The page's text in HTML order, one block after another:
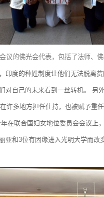
议的佛光会代表，包括了法师、
印度的种姓制度让他们无法脱离
对自己的未来看到一丝转机。 另
许多地方担任住持，也被赋予重
在联合国妇女地位委员会会议上
亚和3位有因缘进入光明大学而